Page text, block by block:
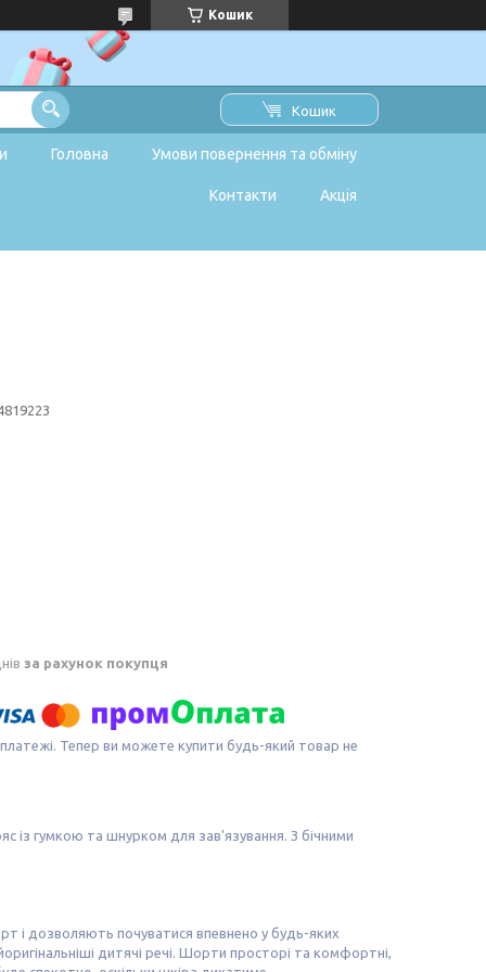
Кошик
Кошик
Головна Умови повернення та обміну
Контакти Акція
за рахунок покупця
платежі. Тепер ви можете купити будь-який товар не
із гумкою та шнурком для зав'язування. З бічними
і дозволяють почуватися впевнено у будь-яких
дитячі речі. Шорти просторі та комфортні,